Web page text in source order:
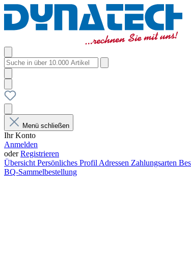
Menü schließen
Ihr Konto
Anmelden
oderRegistrieren
Übersicht Persönliches Profil Adressen Zahlungsarten
BQ-Sammelbestellung